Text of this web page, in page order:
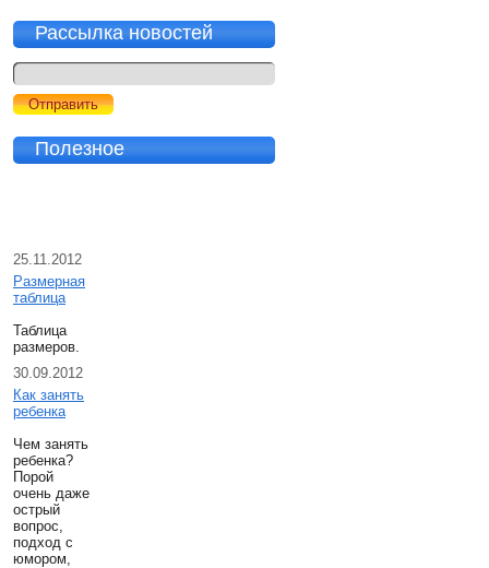
Рассылка новостей
Полезное
25.11.2012
Размерная
таблица
Таблица
размеров.
30.09.2012
Как занять
ребенка
Чем занять
ребенка?
Порой
очень даже
острый
вопрос,
подход с
юмором,